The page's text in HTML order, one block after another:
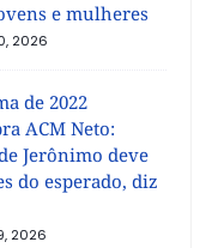
e mulheres
2026
de 2022
ACM Neto:
Jerônimo deve
do esperado, diz
2026